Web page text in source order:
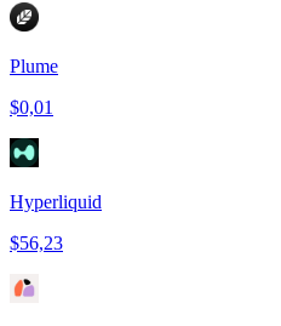
Plume
$0,01
Hyperliquid
$56,23